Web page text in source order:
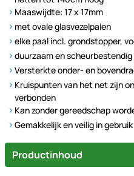
Maaswijdte: 17 x 17mm
met ovale glasvezelpalen
elke paal incl. grondstopper,
duurzaam en
Versterkte onder- en
Kruispunten van het net zijn
verbonden
Kan zonder gereedschap
Gemakkelijk en veilig in gebruik
Productinhoud